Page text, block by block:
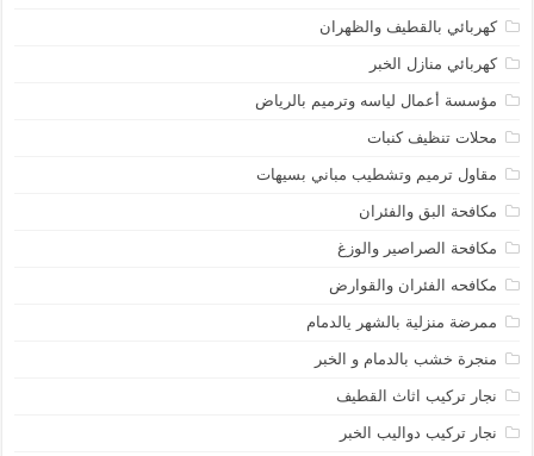
كهربائي بالقطيف والظهران
كهربائي منازل الخبر
مؤسسة أعمال لياسه وترميم بالرياض
محلات تنظيف كنبات
مقاول ترميم وتشطيب مباني بسيهات
مكافحة البق والفئران
مكافحة الصراصير والوزغ
مكافحه الفئران والقوارض
ممرضة منزلية بالشهر يالدمام
منجرة خشب بالدمام و الخبر
نجار تركيب اثاث القطيف
نجار تركيب دواليب الخبر